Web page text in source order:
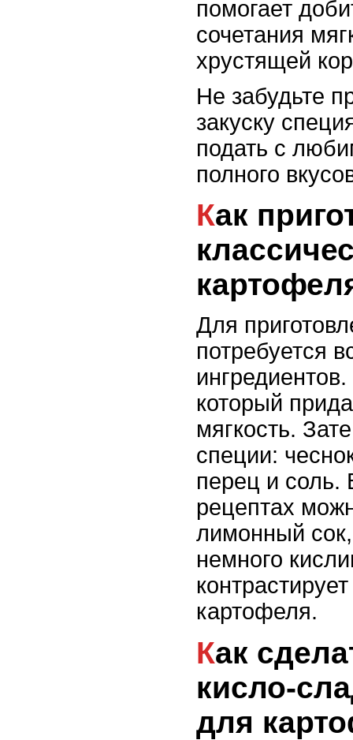
помогает
сочетания
хрустящей
Не забудьте
закуску
подать с
полного
Как приготовить
Для
потребуется
который
мягкость.
специи:
перец и соль.
рецептах
лимонный
немного
картофеля.
Как сделать соус с
кисло-
для